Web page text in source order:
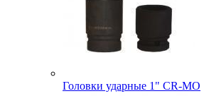
Головки ударные 1" CR-MO